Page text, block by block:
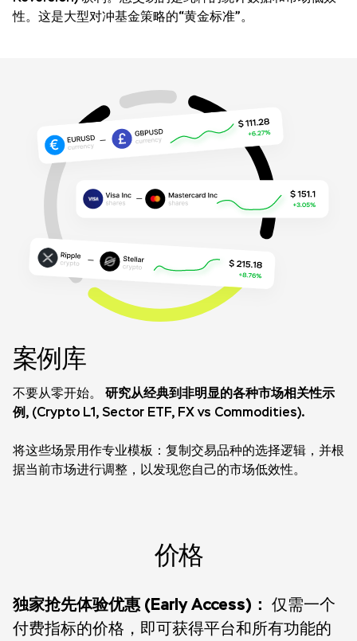
性。这是大型对冲基金策略的“黄金标准”。
案例库
不要从零开始。 研究从经典到非明显的各种市场相关性示
例, (Crypto L1, Sector ETF, FX vs Commodities).
将这些场景用作专业模板：复制交易品种的选择逻辑，并根
据当前市场进行调整，以发现您自己的市场低效性。
价格
独家抢先体验优惠 (Early Access)： 仅需一个
付费指标的价格，即可获得平台和所有功能的